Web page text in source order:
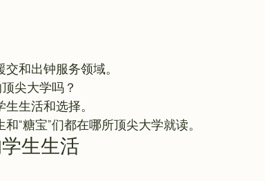
和出钟服务领域。
尖大学吗？
生活和选择。
“糖宝”们都在哪所顶尖大学就读。
生生活